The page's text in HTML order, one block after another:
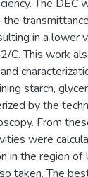
The DEC
in a lower
C. This work
starch,
by the
From
were
in the region
taken. The